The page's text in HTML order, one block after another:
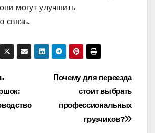
могут улучшить
связь.
Почему для переезда
стоит выбрать
профессиональных
грузчиков?